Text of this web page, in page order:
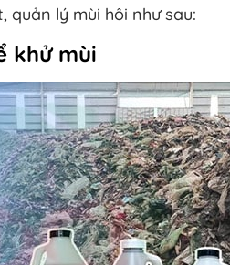
lý mùi hôi như sau:
khử mùi